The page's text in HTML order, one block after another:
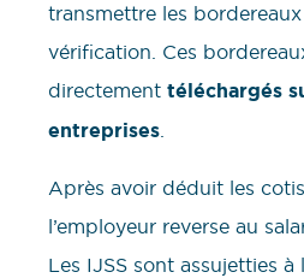
transmettre les
vérification. Ces
directement téléchargés
entreprises.
Après avoir déduit les
l’employeur reverse au
Les IJSS sont assujetties à